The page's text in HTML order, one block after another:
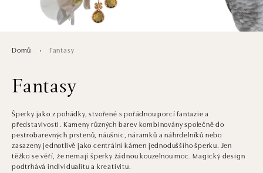
Domů Fantasy
Fantasy
Šperky jako z pohádky, stvořené s pořádnou porcí fantazie a
představivosti. Kameny různých barev kombinovány společně do
pestrobarevných prstenů, náušnic, náramků a náhrdelníků nebo
zasazeny jednotlivě jako centrální kámen jednoduššího šperku. Jen
těžko se věří, že nemají šperky žádnou kouzelnou moc. Magický design
podtrhává individualitu a kreativitu.